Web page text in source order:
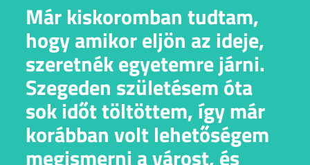
Már kiskoromban tudtam,
hogy amikor eljön az ideje,
szeretnék egyetemre járni.
Szegeden születésem óta
sok időt töltöttem, így már
korábban volt lehetőségem
megismerni a várost, és